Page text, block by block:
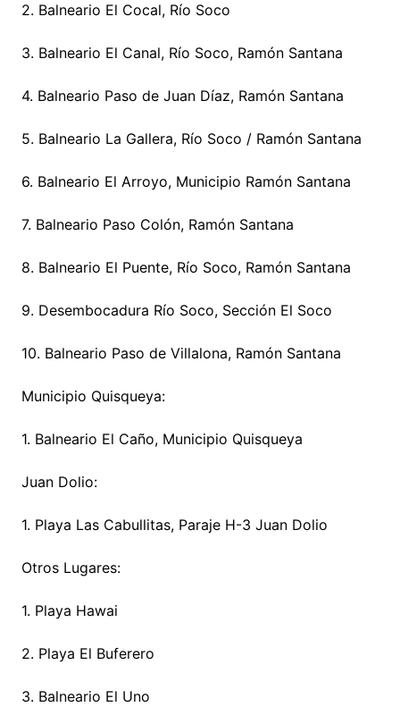
2. Balneario El Cocal, Río Soco
3. Balneario El Canal, Río Soco, Ramón Santana
4. Balneario Paso de Juan Díaz, Ramón Santana
5. Balneario La Gallera, Río Soco / Ramón Santana
6. Balneario El Arroyo, Municipio Ramón Santana
7. Balneario Paso Colón, Ramón Santana
8. Balneario El Puente, Río Soco, Ramón Santana
9. Desembocadura Río Soco, Sección El Soco
10. Balneario Paso de Villalona, Ramón Santana
Municipio Quisqueya:
1. Balneario El Caño, Municipio Quisqueya
Juan Dolio:
1. Playa Las Cabullitas, Paraje H-3 Juan Dolio
Otros Lugares:
1. Playa Hawai
2. Playa El Buferero
3. Balneario El Uno